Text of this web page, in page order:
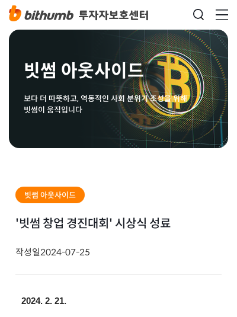
빗썸 아웃사이드
보다 더 따뜻하고, 역동적인 사회 분위기 조성을 위해
빗썸이 움직입니다
빗썸 아웃사이드
'빗썸 창업 경진대회' 시상식 성료
작성일2024-07-25
2024. 2. 21.